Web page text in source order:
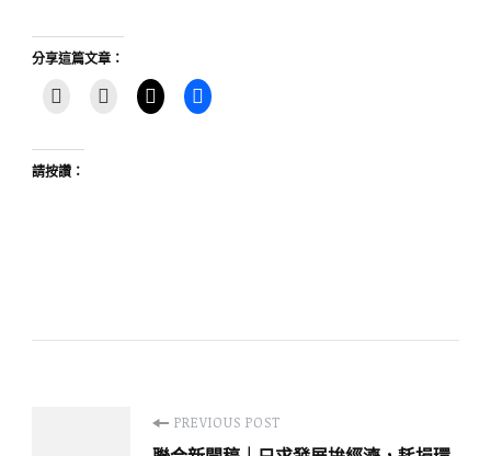
分享這篇文章：
請按讚：
PREVIOUS POST